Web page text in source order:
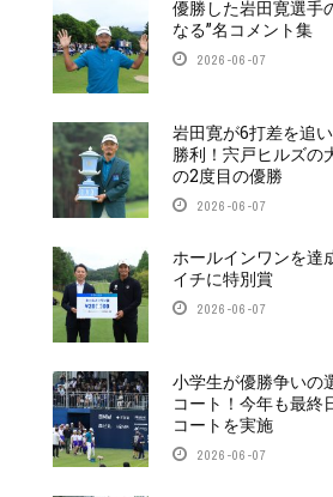
優勝した岩田寛選手
なる”名コメント集
2026-06-07
岩田寛が6打差を追
勝利！宍戸ヒルズの
の2度目の優勝
2026-06-07
ホールインワンを達
イチに特別賞
2026-06-07
小学生が優勝争いの
コート！今年も最終
コートを実施
2026-06-07